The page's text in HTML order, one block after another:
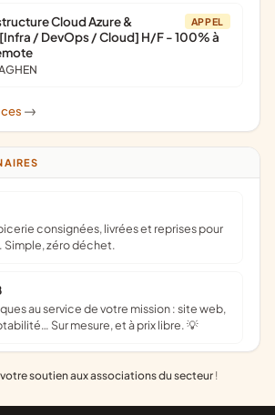
APPEL
Cloud Azure &
/ DevOps / Cloud] H/F - 100% à
->
Simple, zéro déchet.
Sur mesure, et à prix libre. 💡
soutien aux associations du secteur !